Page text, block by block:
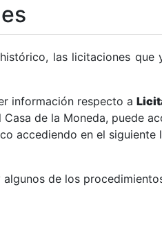
las licitaciones
información respecto a
de la Moneda, puede
accediendo en el siguiente
de los